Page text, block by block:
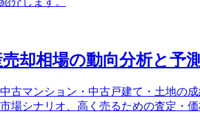
売却相場の動向分析と予測
古マンション・中古戸建て・土地
場シナリオ、高く売るための査定・